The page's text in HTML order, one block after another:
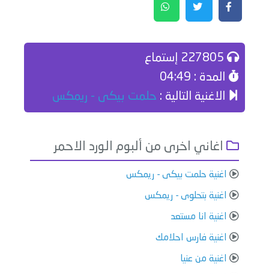
المدة : 04:49
الاغنية التالية : حلمت بيكى - ريمكس
اغاني اخرى من ألبوم الورد الاحمر
اغنية حلمت بيكى - ريمكس
اغنية بتحلوى - ريمكس
اغنية انا مستعد
اغنية فارس احلامك
اغنية من عنيا